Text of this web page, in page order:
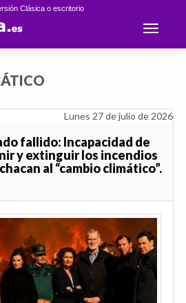
Clásica o escritorio
Toggle
Lunes 27 de julio de 2026
fallido: Incapacidad de
y extinguir los incendios
al “cambio climático”.